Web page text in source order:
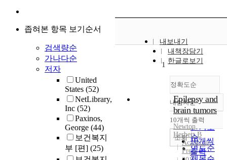
좁혀본 항목 보기순서
검색량순
가나다순
저자
United
States (52)
NetLibrary,
Inc (52)
Paxinos,
George (44)
보건복지
부 [편] (25)
내보내기
내책장담기
한글로보기
정확도순
정확도
순
인기도
순
연도순
내림차순
내림차순
10개씩 출력
10개씩
출력
조회
1
Epilepsy and
brain tumors
Newton,
Herbert B
Academic
Press